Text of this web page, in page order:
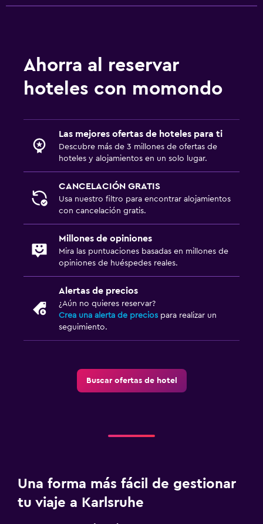
Ahorra al reservar
hoteles con momondo
Las mejores ofertas de hoteles para ti
Descubre más de 3 millones de ofertas de
hoteles y alojamientos en un solo lugar.
CANCELACIÓN GRATIS
Usa nuestro filtro para encontrar alojamientos
con cancelación gratis.
Millones de opiniones
Mira las puntuaciones basadas en millones de
opiniones de huéspedes reales.
Alertas de precios
¿Aún no quieres reservar?
Crea una alerta de precios para realizar un
seguimiento.
Buscar ofertas de hotel
Una forma más fácil de gestionar
tu viaje a Karlsruhe